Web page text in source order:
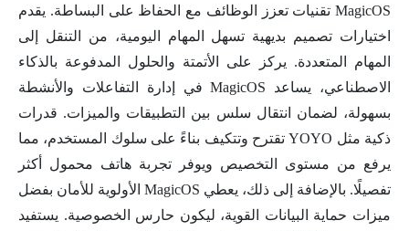
MagicOS تقنيات تعزز الوظائف مع الحفاظ على البساطة. يقدم
اختيارات تصميم بديهية تسهل المهام اليومية، من التنقل إلى
المهام المتعددة. يركز على الأتمتة والحلول المدفوعة بالذكاء
الاصطناعي، يساعد MagicOS في إدارة التفاعلات والأنشطة
بسهولة، لضمان انتقال سلس بين التطبيقات والميزات. قدرات
ذكية مثل YOYO تقترح وتتكيف بناءً على سلوك المستخدم، مما
يرفع من مستوى التخصيص ويوفر تجربة هاتف محمول أكثر
تفصيلًا. بالإضافة إلى ذلك، يعطي MagicOS الأولوية للأمان بفضل
ميزات حماية البيانات القوية، ليكون حارس الخصوصية. يستفيد